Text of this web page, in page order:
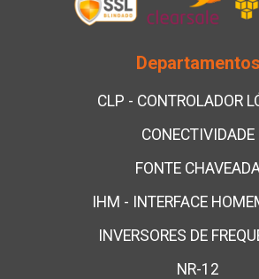
Departamentos
CLP - CONTROLADOR
CONECTIVIDADE
FONTE
IHM - INTERFACE
INVERSORES DE
NR-12